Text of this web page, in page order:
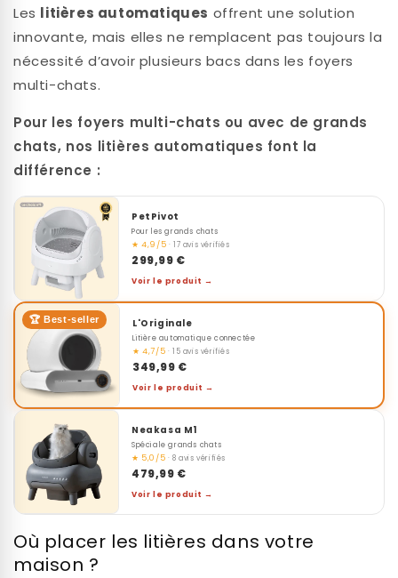
Les litières automatiques offrent une solution
innovante, mais elles ne remplacent pas toujours la
nécessité d’avoir plusieurs bacs dans les foyers
multi-chats.
Pour les foyers multi-chats ou avec de grands
chats, nos litières automatiques font la
différence :
PetPivot
Pour les grands chats
★ 4,9/5 · 17 avis vérifiés
299,99 €
Voir le produit →
🏆 Best-seller L'Originale
Litière automatique connectée
★ 4,7/5 · 15 avis vérifiés
349,99 €
Voir le produit →
Neakasa M1
Spéciale grands chats
★ 5,0/5 · 8 avis vérifiés
479,99 €
Voir le produit →
Où placer les litières dans votre
maison ?